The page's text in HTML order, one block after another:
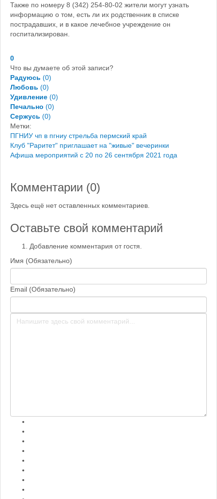
Также по номеру 8 (342) 254-80-02 жители могут узнать
информацию о том, есть ли их родственник в списке
пострадавших, и в какое лечебное учреждение он
госпитализирован.
0
Что вы думаете об этой записи?
Радуюсь (0)
Любовь (0)
Удивление (0)
Печально (0)
Сержусь (0)
Метки:
ПГНИУ чп в пгниу стрельба пермский край
Клуб "Раритет" приглашает на "живые" вечеринки
Афиша мероприятий с 20 по 26 сентября 2021 года
Комментарии (0)
Здесь ещё нет оставленных комментариев.
Оставьте свой комментарий
Добавление комментария от гостя.
Имя (Обязательно)
Email (Обязательно)